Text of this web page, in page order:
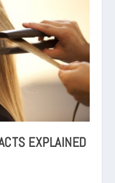
EXPLAINED